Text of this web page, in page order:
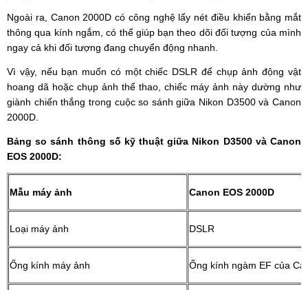
Ngoài ra, Canon 2000D có công nghệ lấy nét điều khiển bằng mắt
thông qua kính ngắm, có thể giúp bạn theo dõi đối tượng của mình
ngay cả khi đối tượng đang chuyển động nhanh.
Vì vậy, nếu bạn muốn có một chiếc DSLR để chụp ảnh động vật
hoang dã hoặc chụp ảnh thể thao, chiếc máy ảnh này dường như
giành chiến thắng trong cuộc so sánh giữa Nikon D3500 và Canon
2000D.
Bảng so sánh thông số kỹ thuật giữa Nikon D3500 và Canon
EOS 2000D:
Mẫu máy ảnh Canon EOS 2000D
Loại máy ảnh DSLR
Ống kính máy ảnh Ống kính ngàm EF của